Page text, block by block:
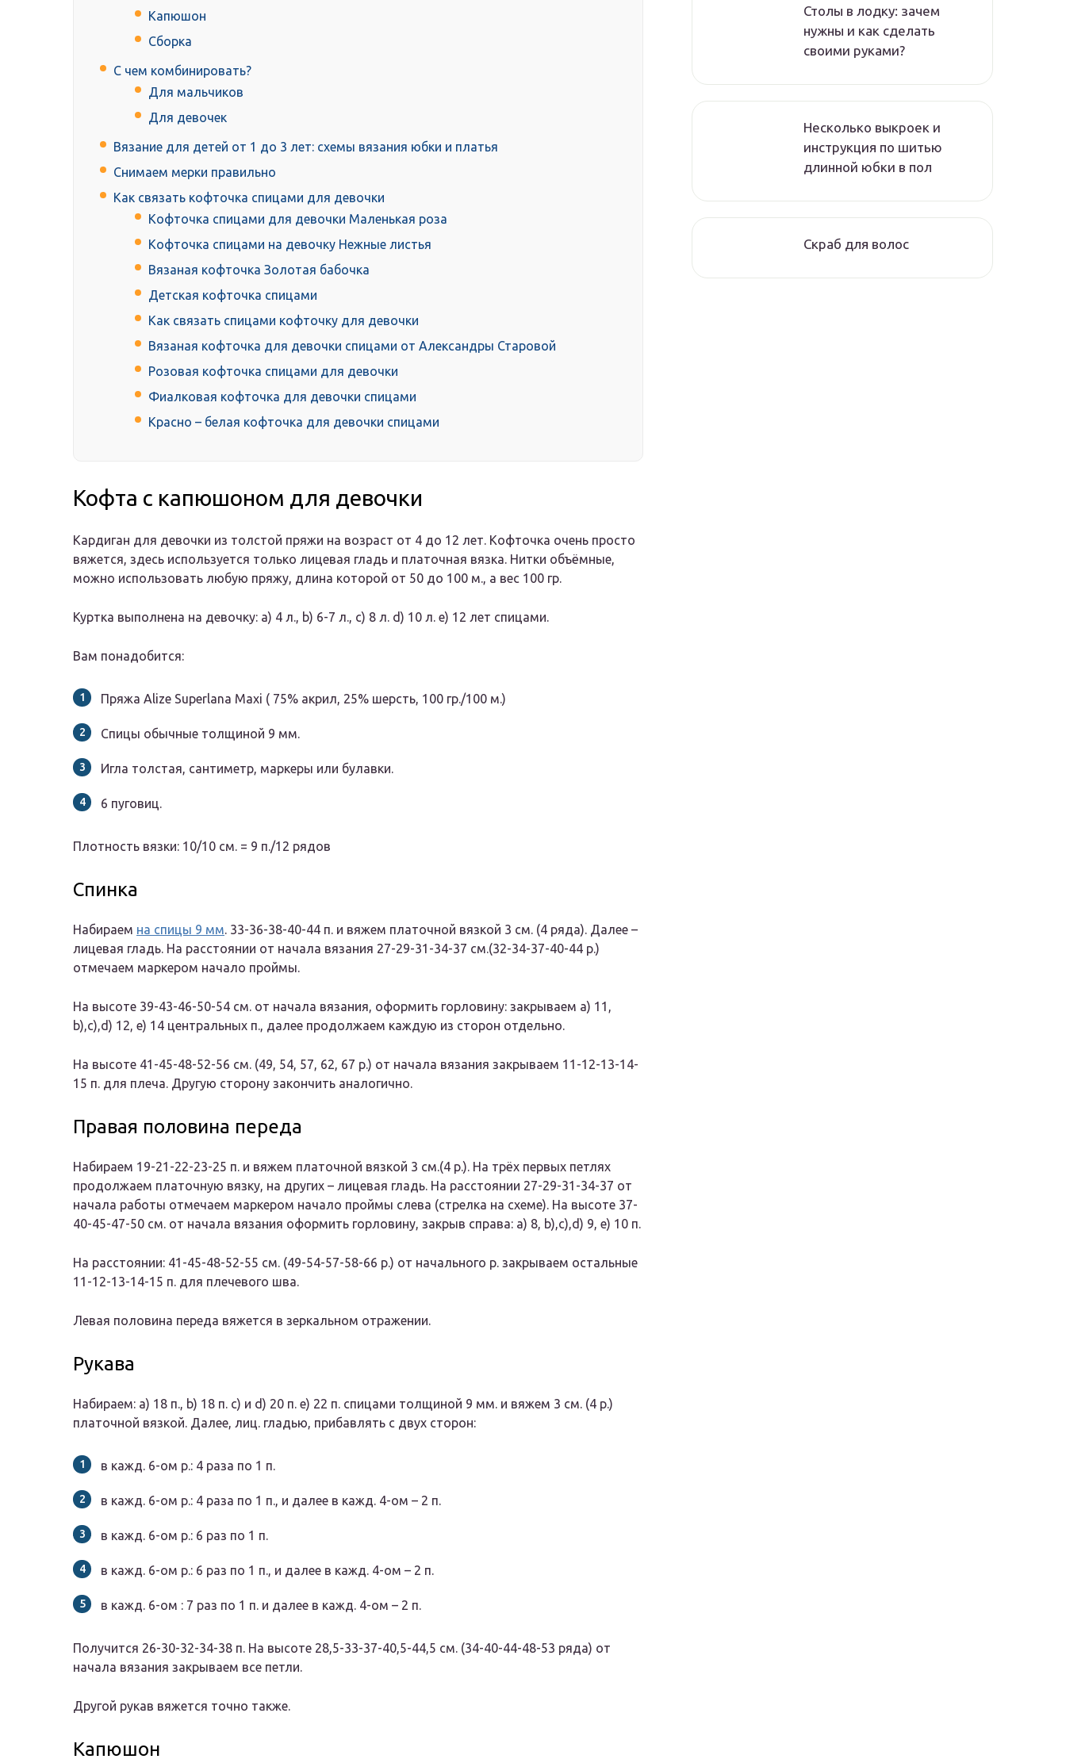
Капюшон
Сборка
С чем комбинировать?
Для мальчиков
Для девочек
Вязание для детей от 1 до 3 лет: схемы вязания юбки и платья
Снимаем мерки правильно
Как связать кофточка спицами для девочки
Кофточка спицами для девочки Маленькая роза
Кофточка спицами на девочку Нежные листья
Вязаная кофточка Золотая бабочка
Детская кофточка спицами
Как связать спицами кофточку для девочки
Вязаная кофточка для девочки спицами от Александры Старовой
Розовая кофточка спицами для девочки
Фиалковая кофточка для девочки спицами
Красно – белая кофточка для девочки спицами
Кофта с капюшоном для девочки
Кардиган для девочки из толстой пряжи на возраст от 4 до 12 лет. Кофточка очень просто
вяжется, здесь используется только лицевая гладь и платочная вязка. Нитки объёмные,
можно использовать любую пряжу, длина которой от 50 до 100 м., а вес 100 гр.
Куртка выполнена на девочку: a) 4 л., b) 6-7 л., c) 8 л. d) 10 л. e) 12 лет спицами.
Вам понадобится:
Пряжа Alize Superlana Maxi ( 75% акрил, 25% шерсть, 100 гр./100 м.)
Спицы обычные толщиной 9 мм.
Игла толстая, сантиметр, маркеры или булавки.
6 пуговиц.
Плотность вязки: 10/10 см. = 9 п./12 рядов
Спинка
Набираем на спицы 9 мм. 33-36-38-40-44 п. и вяжем платочной вязкой 3 см. (4 ряда). Далее –
лицевая гладь. На расстоянии от начала вязания 27-29-31-34-37 см.(32-34-37-40-44 р.)
отмечаем маркером начало проймы.
На высоте 39-43-46-50-54 см. от начала вязания, оформить горловину: закрываем a) 11,
b),c),d) 12, e) 14 центральных п., далее продолжаем каждую из сторон отдельно.
На высоте 41-45-48-52-56 см. (49, 54, 57, 62, 67 р.) от начала вязания закрываем 11-12-13-14-
15 п. для плеча. Другую сторону закончить аналогично.
Правая половина переда
Набираем 19-21-22-23-25 п. и вяжем платочной вязкой 3 см.(4 р.). На трёх первых петлях
продолжаем платочную вязку, на других – лицевая гладь. На расстоянии 27-29-31-34-37 от
начала работы отмечаем маркером начало проймы слева (стрелка на схеме). На высоте 37-
40-45-47-50 см. от начала вязания оформить горловину, закрыв справа: a) 8, b),c),d) 9, e) 10 п.
На расстоянии: 41-45-48-52-55 см. (49-54-57-58-66 р.) от начального р. закрываем остальные
11-12-13-14-15 п. для плечевого шва.
Левая половина переда вяжется в зеркальном отражении.
Рукава
Набираем: a) 18 п., b) 18 п. c) и d) 20 п. e) 22 п. спицами толщиной 9 мм. и вяжем 3 см. (4 р.)
платочной вязкой. Далее, лиц. гладью, прибавлять с двух сторон:
в кажд. 6-ом р.: 4 раза по 1 п.
в кажд. 6-ом р.: 4 раза по 1 п., и далее в кажд. 4-ом – 2 п.
в кажд. 6-ом р.: 6 раз по 1 п.
в кажд. 6-ом р.: 6 раз по 1 п., и далее в кажд. 4-ом – 2 п.
в кажд. 6-ом : 7 раз по 1 п. и далее в кажд. 4-ом – 2 п.
Получится 26-30-32-34-38 п. На высоте 28,5-33-37-40,5-44,5 см. (34-40-44-48-53 ряда) от
начала вязания закрываем все петли.
Другой рукав вяжется точно также.
Капюшон
Столы в лодку: зачем
нужны и как сделать
своими руками?
Несколько выкроек и
инструкция по шитью
длинной юбки в пол
Скраб для волос